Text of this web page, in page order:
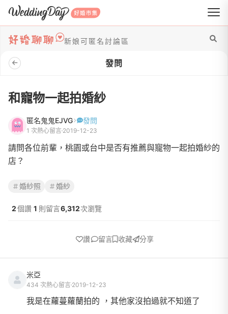
WeddingDay 好婚市集
新娘可匿名討論區
發問
和寵物一起拍婚紗
匿名鬼鬼EJVG 發問
1 次熱心留言 2019-12-23
請問各位前輩，桃園或台中是否有推薦與寵物一起拍婚紗的
店？
婚紗照 婚紗
2個讚 1 則留言6,312次瀏覽
讚 留言 收藏 分享
米亞
434 次熱心留言 2019-12-23
我是在蘿蔓蘿蘭拍的 ，其他家沒拍過就不知道了